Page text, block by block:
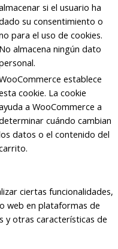
si el usuario ha
su consentimiento o
para el uso de cookies.
No almacena ningún dato
establece
cookie. La cookie
a WooCommerce a
cuándo cambian
datos o el contenido del
ciertas funcionalidades,
web en plataformas de
y otras características de